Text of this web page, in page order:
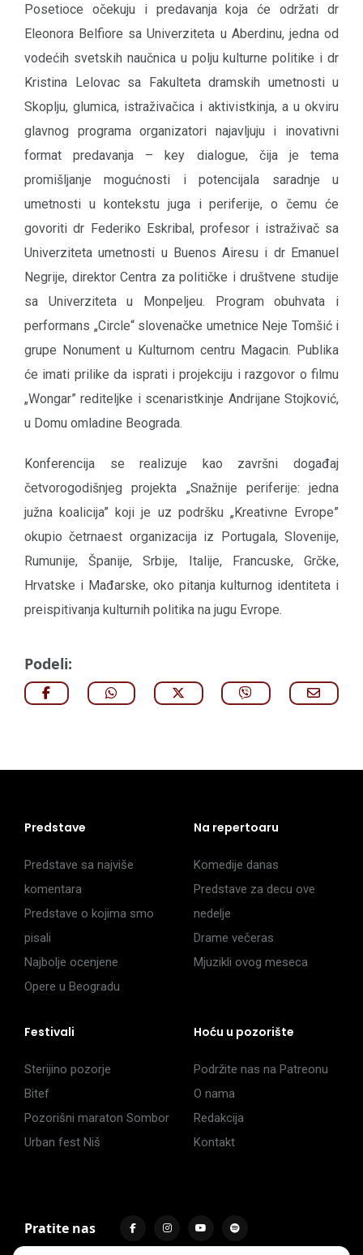
Posetioce očekuju i predavanja koja će održati dr
Eleonora Belfiore sa Univerziteta u Aberdinu, jedna od
vodećih svetskih naučnica u polju kulturne politike i dr
Kristina Lelovac sa Fakulteta dramskih umetnosti u
Skoplju, glumica, istraživačica i aktivistkinja, a u okviru
glavnog programa organizatori najavljuju i inovativni
format predavanja – key dialogue, čija je tema
promišljanje mogućnosti i potencijala saradnje u
umetnosti u kontekstu juga i periferije, o čemu će
govoriti dr Federiko Eskribal, profesor i istraživač sa
Univerziteta umetnosti u Buenos Airesu i dr Emanuel
Negrije, direktor Centra za političke i društvene studije
sa Univerziteta u Monpeljeu. Program obuhvata i
performans „Circle“ slovenačke umetnice Neje Tomšić i
grupe Nonument u Kulturnom centru Magacin. Publika
će imati prilike da isprati i projekciju i razgovor o filmu
„Wongar” rediteljke i scenaristkinje Andrijane Stojković,
u Domu omladine Beograda.
Konferencija se realizuje kao završni događaj
četvorogodišnjeg projekta „Snažnije periferije: jedna
južna koalicija” koji je uz podršku „Kreativne Evrope”
okupio četrnaest organizacija iz Portugala, Slovenije,
Rumunije, Španije, Srbije, Italije, Francuske, Grčke,
Hrvatske i Mađarske, oko pitanja kulturnog identiteta i
preispitivanja kulturnih politika na jugu Evrope.
Podeli:
Predstave
Predstave sa najviše
komentara
Predstave o kojima smo
pisali
Najbolje ocenjene
Opere u Beogradu
Na repertoaru
Komedije danas
Predstave za decu ove
nedelje
Drame večeras
Mjuzikli ovog meseca
Festivali
Sterijino pozorje
Bitef
Pozorišni maraton Sombor
Urban fest Niš
Hoću u pozorište
Podržite nas na Patreonu
O nama
Redakcija
Kontakt
Pratite nas